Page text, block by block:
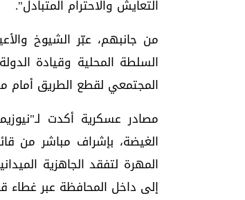
التعايش والاحترام المتبادل".
من جانبهم، عبّر الشيوخ
السلطة المحلية وقيادة
المجتمعي لقطع الطريق أمام
مصادر عسكرية أكدت
الغيضة، بإشراف مباشر من
المهرة لتفقد الجاهزية
إلى داخل المحافظة عبر غطاء